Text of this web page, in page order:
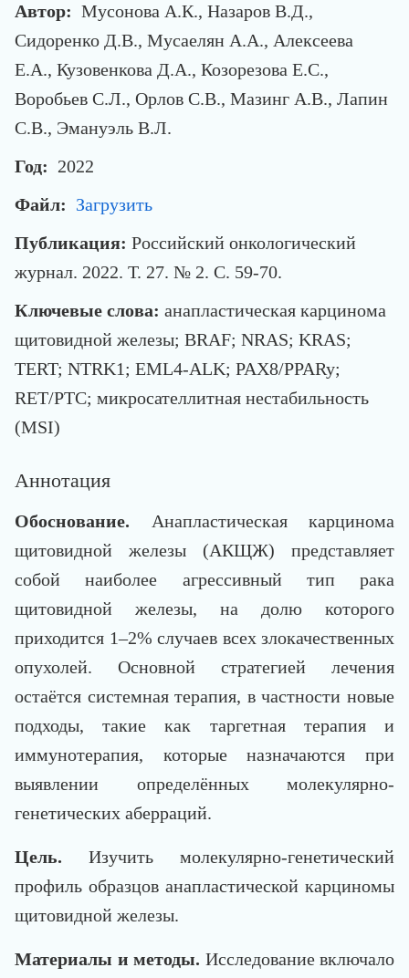
Автор: Мусонова А.К., Назаров В.Д.,
Сидоренко Д.В., Мусаелян А.А., Алексеева
Е.А., Кузовенкова Д.А., Козорезова Е.С.,
Воробьев С.Л., Орлов С.В., Мазинг А.В., Лапин
С.В., Эмануэль В.Л.
Год: 2022
Файл: Загрузить
Публикация: Российский онкологический
журнал. 2022. Т. 27. № 2. С. 59-70.
Ключевые слова: анапластическая карцинома
щитовидной железы; BRAF; NRAS; KRAS;
TERT; NTRK1; EML4-ALK; PAX8/PPARy;
RET/PTC; микросателлитная нестабильность
(MSI)
Аннотация
Обоснование. Анапластическая карцинома
щитовидной железы (АКЩЖ) представляет
собой наиболее агрессивный тип рака
щитовидной железы, на долю которого
приходится 1–2% случаев всех злокачественных
опухолей. Основной стратегией лечения
остаётся системная терапия, в частности новые
подходы, такие как таргетная терапия и
иммунотерапия, которые назначаются при
выявлении определённых молекулярно-
генетических аберраций.
Цель. Изучить молекулярно-генетический
профиль образцов анапластической карциномы
щитовидной железы.
Материалы и методы. Исследование включало